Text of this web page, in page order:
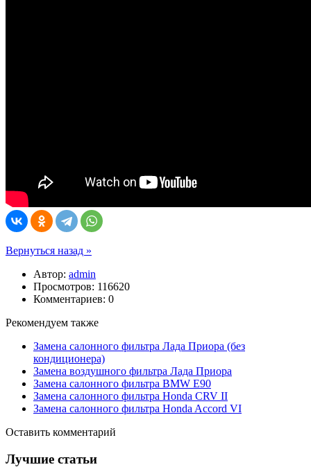
Вернуться назад »
Автор: admin
Просмотров: 116620
Комментариев: 0
Рекомендуем также
Замена салонного фильтра Лада Приора (без
кондиционера)
Замена воздушного фильтра Лада Приора
Замена салонного фильтра BMW E90
Замена салонного фильтра Honda CRV II
Замена салонного фильтра Honda Accord VI
Оставить комментарий
Лучшие статьи